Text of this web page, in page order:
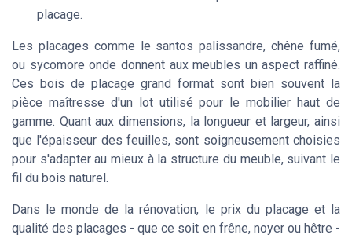
placage.
Les placages comme le santos palissandre, chêne fumé,
ou sycomore onde donnent aux meubles un aspect raffiné.
Ces bois de placage grand format sont bien souvent la
pièce maîtresse d'un lot utilisé pour le mobilier haut de
gamme. Quant aux dimensions, la longueur et largeur, ainsi
que l'épaisseur des feuilles, sont soigneusement choisies
pour s'adapter au mieux à la structure du meuble, suivant le
fil du bois naturel.
Dans le monde de la rénovation, le prix du placage et la
qualité des placages - que ce soit en frêne, noyer ou hêtre -